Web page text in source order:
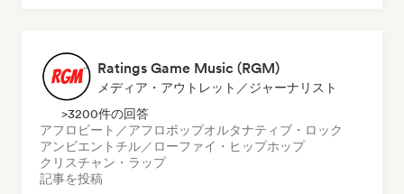
Ratings Game Music (RGM)
メディア・アウトレット／ジャーナリスト
>3200件の回答
アフロビート／アフロポップオルタナティブ・ロック
アンビエント チル／ローファイ・ヒップホップ
クリスチャン・ラップ
記事を投稿